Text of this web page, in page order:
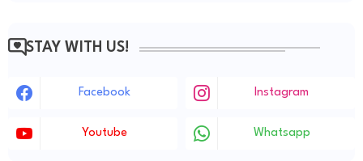
STAY WITH US!
Facebook Instagram
Youtube Whatsapp